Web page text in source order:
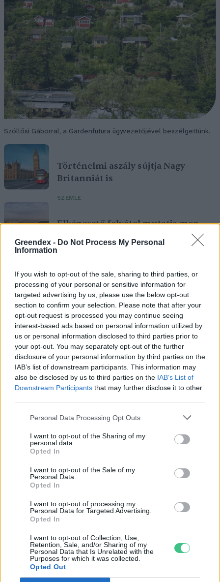
Greendex - Do Not Process My Personal
Information
If you wish to opt-out of the sale, sharing to third parties, or
processing of your personal or sensitive information for
targeted advertising by us, please use the below opt-out
section to confirm your selection. Please note that after your
opt-out request is processed you may continue seeing
interest-based ads based on personal information utilized by
us or personal information disclosed to third parties prior to
your opt-out. You may separately opt-out of the further
disclosure of your personal information by third parties on the
IAB’s list of downstream participants. This information may
also be disclosed by us to third parties on the IAB’s List of
Downstream Participants that may further disclose it to other
Personal Data Processing Opt Outs
I want to opt-out of the Sharing of my
personal data.
Opted In
I want to opt-out of the Sale of my
Personal Data.
Opted In
I want to opt-out of processing my
Personal Data for Targeted Advertising.
Opted In
I want to opt-out of Collection, Use,
Retention, Sale, and/or Sharing of my
Personal Data that Is Unrelated with the
Purposes for which it was collected.
Opted Out
Szöllősi Gáborral, a Gardenfutura ügyvezetőjével beszélgettünk.
Történelmi aszály sújtja Nagy-
Britanniát is
SZEMLE
Elképesztő felvétel mutatja meg,
mekkora a különbség az áradó és a
kiszáradó Duna között
Még Paks kiesését is áthidalhatná a
ENERGIA
Minden évszázadra jutott egy
„szuperaszály”, az idei év mégis más
AGRÁRIUM
Miért viseli meg az embert a hőség és
mit tehetünk ellene?
EGÉSZSÉGÜNK